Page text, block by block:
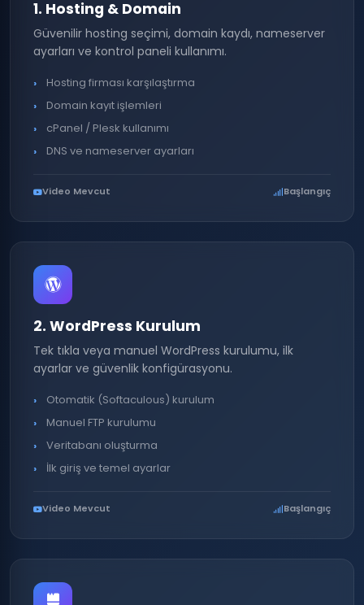
1. Hosting & Domain
Güvenilir hosting seçimi, domain kaydı, nameserver
ayarları ve kontrol paneli kullanımı.
Hosting firması karşılaştırma
Domain kayıt işlemleri
cPanel / Plesk kullanımı
DNS ve nameserver ayarları
Video Mevcut Başlangıç
2. WordPress Kurulum
Tek tıkla veya manuel WordPress kurulumu, ilk
ayarlar ve güvenlik konfigürasyonu.
Otomatik (Softaculous) kurulum
Manuel FTP kurulumu
Veritabanı oluşturma
İlk giriş ve temel ayarlar
Video Mevcut Başlangıç